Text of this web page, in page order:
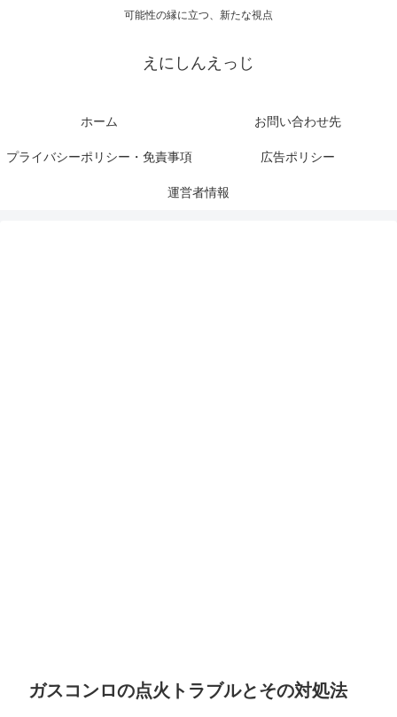
可能性の縁に立つ、新たな視点
えにしんえっじ
ホーム お問い合わせ先
プライバシーポリシー・免責事項 広告ポリシー
運営者情報
ガスコンロの点火トラブルとその対処法